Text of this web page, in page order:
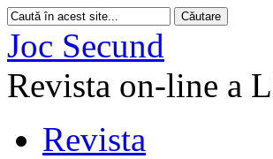
Joc Secund
Revista on-line a
Revista